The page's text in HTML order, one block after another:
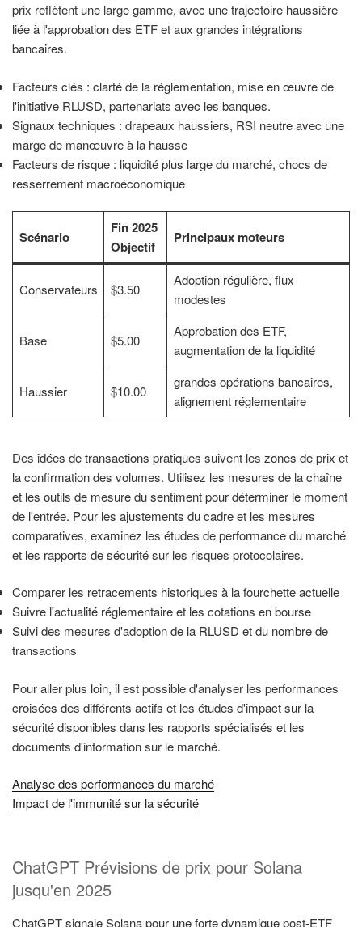
prix reflètent une large gamme, avec une trajectoire haussière
liée à l'approbation des ETF et aux grandes intégrations
bancaires.
Facteurs clés : clarté de la réglementation, mise en œuvre de
l'initiative RLUSD, partenariats avec les banques.
Signaux techniques : drapeaux haussiers, RSI neutre avec une
marge de manœuvre à la hausse
Facteurs de risque : liquidité plus large du marché, chocs de
resserrement macroéconomique
Scénario
Fin 2025
Objectif
Principaux moteurs
Conservateurs $3.50
Adoption régulière, flux
modestes
Base $5.00
Approbation des ETF,
augmentation de la liquidité
Haussier $10.00
grandes opérations bancaires,
alignement réglementaire
Des idées de transactions pratiques suivent les zones de prix et
la confirmation des volumes. Utilisez les mesures de la chaîne
et les outils de mesure du sentiment pour déterminer le moment
de l'entrée. Pour les ajustements du cadre et les mesures
comparatives, examinez les études de performance du marché
et les rapports de sécurité sur les risques protocolaires.
Comparer les retracements historiques à la fourchette actuelle
Suivre l'actualité réglementaire et les cotations en bourse
Suivi des mesures d'adoption de la RLUSD et du nombre de
transactions
Pour aller plus loin, il est possible d'analyser les performances
croisées des différents actifs et les études d'impact sur la
sécurité disponibles dans les rapports spécialisés et les
documents d'information sur le marché.
Analyse des performances du marché
Impact de l'immunité sur la sécurité
ChatGPT Prévisions de prix pour Solana
jusqu'en 2025
ChatGPT signale Solana pour une forte dynamique post-ETF